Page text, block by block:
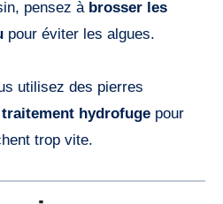
pensez à brosser les
pour éviter les algues.
utilisez des pierres
traitement hydrofuge pour
trop vite.